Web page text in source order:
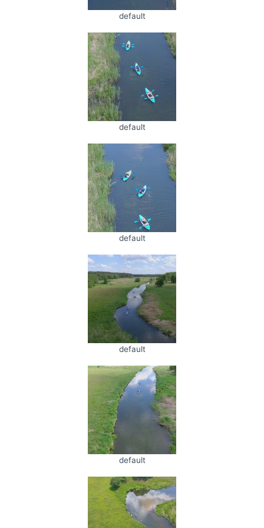
default
default
default
default
default